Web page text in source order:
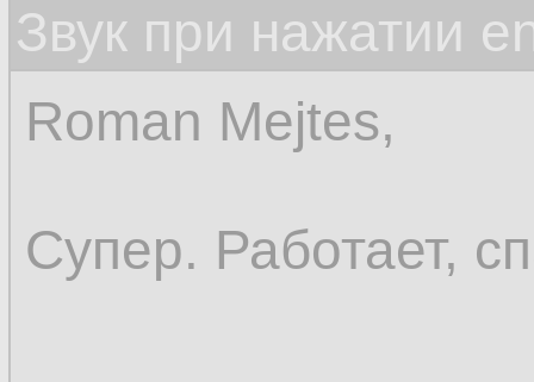
Звук при нажатии
Roman Mejtes,
Супер. Работает,